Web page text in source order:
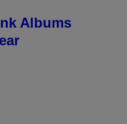
Albums